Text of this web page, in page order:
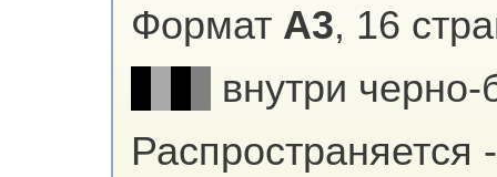
Формат А3, 16
внутри черно-
Распространяется -